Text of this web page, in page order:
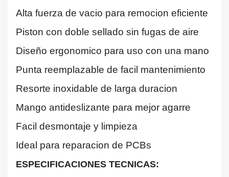
Alta fuerza de vacio para remocion eficiente
Piston con doble sellado sin fugas de aire
Diseño ergonomico para uso con una mano
Punta reemplazable de facil mantenimiento
Resorte inoxidable de larga duracion
Mango antideslizante para mejor agarre
Facil desmontaje y limpieza
Ideal para reparacion de PCBs
ESPECIFICACIONES TECNICAS: